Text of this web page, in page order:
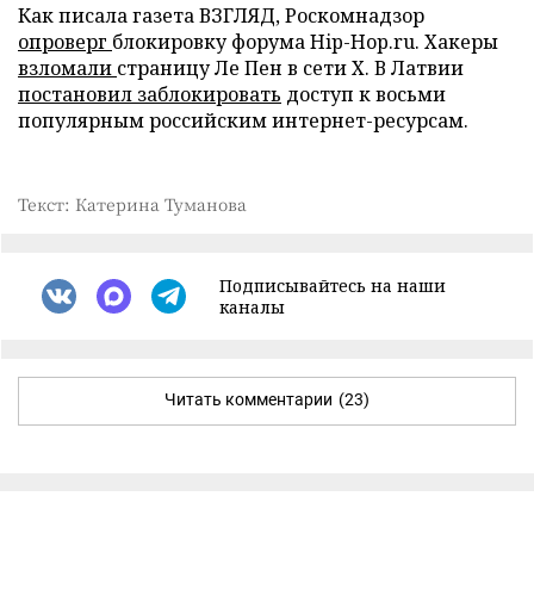
Как писала газета ВЗГЛЯД, Роскомнадзор
опроверг блокировку форума Hip-Hop.ru. Хакеры
взломали страницу Ле Пен в сети X. В Латвии
постановил заблокировать доступ к восьми
популярным российским интернет-ресурсам.
Текст: Катерина Туманова
Подписывайтесь на наши
каналы
Читать комментарии (23)